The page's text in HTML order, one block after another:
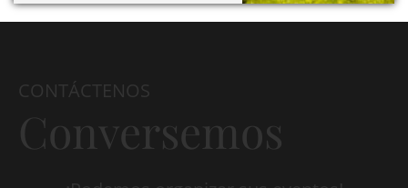
CONTÁCTENOS
Conversemos